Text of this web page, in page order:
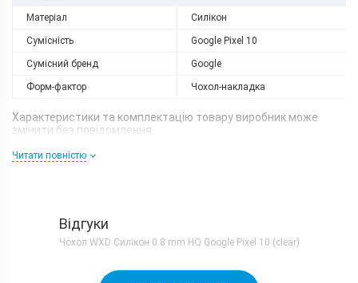
Матеріал Силікон
Сумісність Google Pixel 10
Сумісний бренд Google
Форм-фактор Чохол-накладка
Характеристики та комплектацію товару виробник може
змінити без повідомлення.
Читати повністю
Відгуки
Чохол WXD Силікон 0.8 mm HQ Google Pixel 10 (clear)